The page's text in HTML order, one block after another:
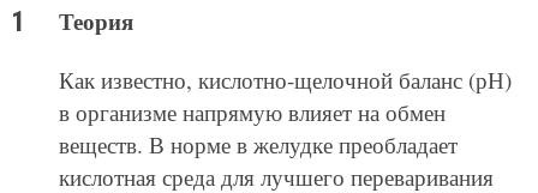
Теория
Как известно, кислотно-щелочной баланс (рН)
в организме напрямую влияет на обмен
веществ. В норме в желудке преобладает
кислотная среда для лучшего переваривания